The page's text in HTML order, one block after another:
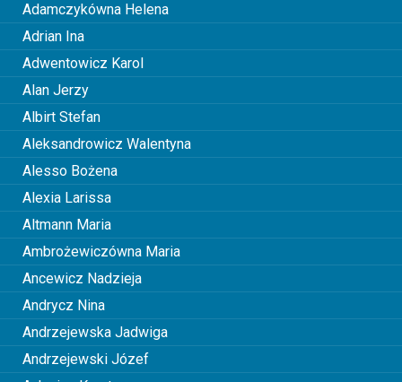
Adamczykówna Helena
Adrian Ina
Adwentowicz Karol
Alan Jerzy
Albirt Stefan
Aleksandrowicz Walentyna
Alesso Bożena
Alexia Larissa
Altmann Maria
Ambrożewiczówna Maria
Ancewicz Nadzieja
Andrycz Nina
Andrzejewska Jadwiga
Andrzejewski Józef